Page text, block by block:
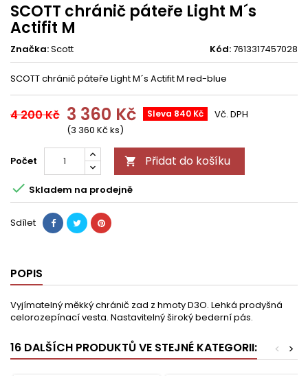
SCOTT chránič páteře Light M´s
Actifit M
Značka:Scott Kód:7613317457028
SCOTT chránič páteře Light M´s Actifit M red-blue
4 200 Kč 3 360 Kč Sleva 840 Kč
(3 360 Kč ks)
Vč. DPH
Počet  Přidat do košíku
 Skladem na prodejně
Sdílet
POPIS
Vyjímatelný měkký chránič zad z hmoty D3O. Lehká prodyšná
celorozepínací vesta. Nastavitelný široký bederní pás.
16 DALŠÍCH PRODUKTŮ VE STEJNÉ KATEGORII: >
<